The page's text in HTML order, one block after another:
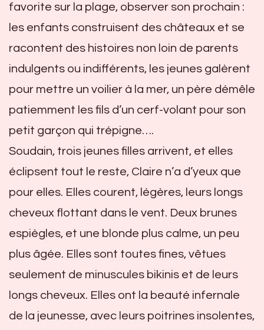
favorite sur la plage, observer son prochain :
les enfants construisent des châteaux et se
racontent des histoires non loin de parents
indulgents ou indifférents, les jeunes galèrent
pour mettre un voilier à la mer, un père démêle
patiemment les fils d’un cerf-volant pour son
petit garçon qui trépigne….
Soudain, trois jeunes filles arrivent, et elles
éclipsent tout le reste, Claire n’a d’yeux que
pour elles. Elles courent, légères, leurs longs
cheveux flottant dans le vent. Deux brunes
espiègles, et une blonde plus calme, un peu
plus âgée. Elles sont toutes fines, vêtues
seulement de minuscules bikinis et de leurs
longs cheveux. Elles ont la beauté infernale
de la jeunesse, avec leurs poitrines insolentes,